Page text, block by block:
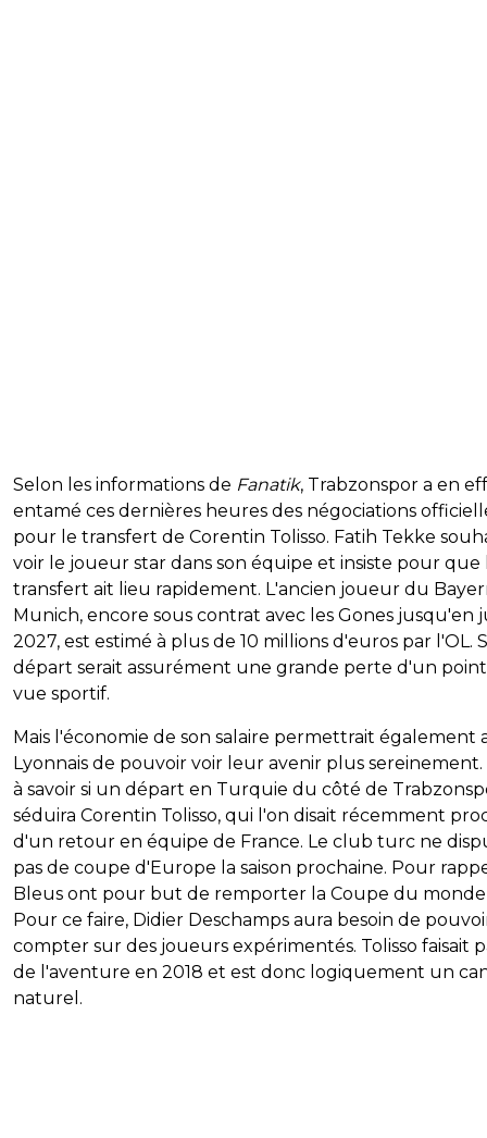
Selon les informations de Fanatik, Trabzonspor a en
entamé ces dernières heures des négociations
pour le transfert de Corentin Tolisso. Fatih Tekke
voir le joueur star dans son équipe et insiste pour que
transfert ait lieu rapidement. L'ancien joueur du
Munich, encore sous contrat avec les Gones jusqu'en
2027, est estimé à plus de 10 millions d'euros par l'OL.
départ serait assurément une grande perte d'un
vue sportif.
Mais l'économie de son salaire permettrait également
Lyonnais de pouvoir voir leur avenir plus sereinement.
à savoir si un départ en Turquie du côté de
séduira Corentin Tolisso, qui l'on disait récemment
d'un retour en équipe de France. Le club turc ne
pas de coupe d'Europe la saison prochaine. Pour
Bleus ont pour but de remporter la Coupe du monde
Pour ce faire, Didier Deschamps aura besoin de
compter sur des joueurs expérimentés. Tolisso faisait
de l'aventure en 2018 et est donc logiquement un
naturel.